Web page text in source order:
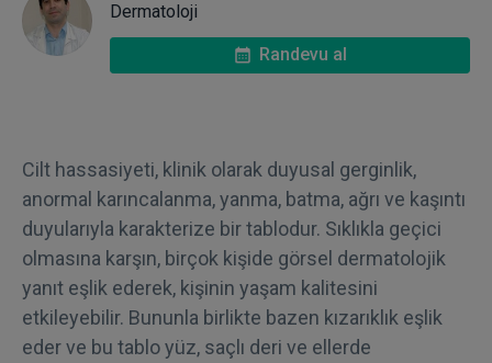
Dermatoloji
Randevu al
Cilt hassasiyeti, klinik olarak duyusal gerginlik,
anormal karıncalanma, yanma, batma, ağrı ve kaşıntı
duyularıyla karakterize bir tablodur. Sıklıkla geçici
olmasına karşın, birçok kişide görsel dermatolojik
yanıt eşlik ederek, kişinin yaşam kalitesini
etkileyebilir. Bununla birlikte bazen kızarıklık eşlik
eder ve bu tablo yüz, saçlı deri ve ellerde